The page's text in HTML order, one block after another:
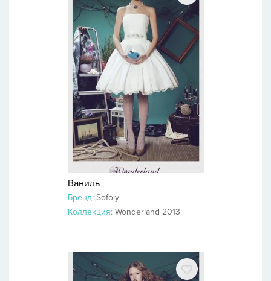
Ваниль
Бренд: Sofoly
Коллекция: Wonderland 2013